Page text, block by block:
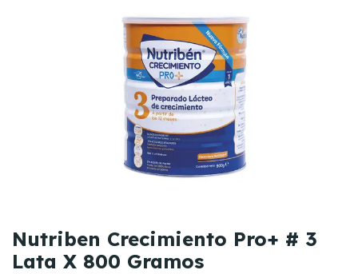
Nutriben Crecimiento Pro+ # 3
Lata X 800 Gramos